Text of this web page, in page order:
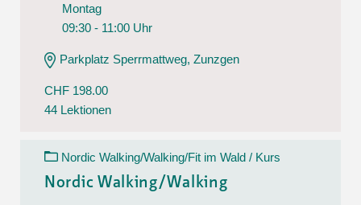
Montag
09:30 - 11:00 Uhr
Parkplatz Sperrmattweg, Zunzgen
CHF 198.00
44 Lektionen
Nordic Walking/Walking/Fit im Wald / Kurs
Nordic Walking/Walking